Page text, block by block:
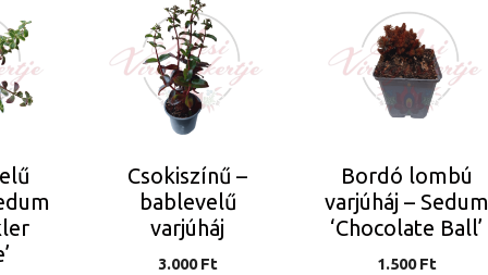
Csokiszínű –
bablevelű
varjúháj
3.000Ft
Bordó lombú
varjúháj – Sedum
‘Chocolate Ball’
1.500Ft